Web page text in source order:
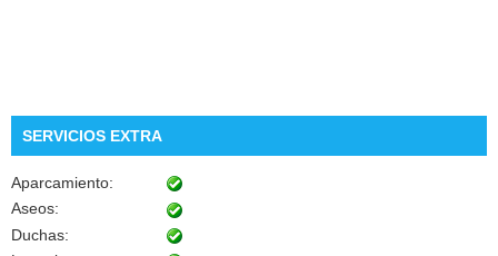
SERVICIOS EXTRA
Aparcamiento:
Aseos:
Duchas: